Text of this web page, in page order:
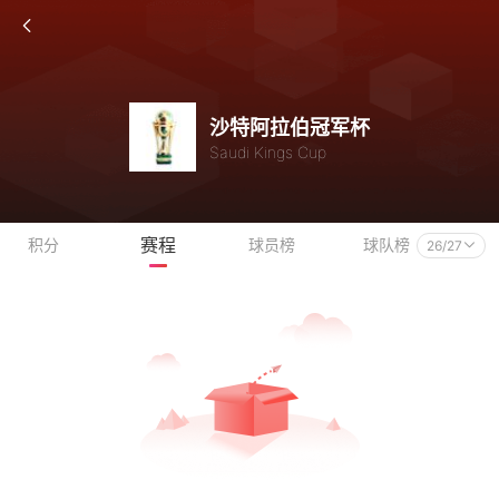
沙特阿拉伯冠军杯
Saudi Kings Cup
积分 赛程 球员榜 球队榜 26/27